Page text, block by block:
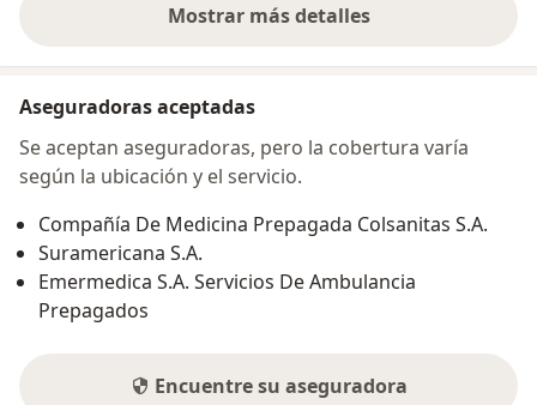
Mostrar más detalles
sobre la dirección
Aseguradoras aceptadas
Se aceptan aseguradoras, pero la cobertura varía
según la ubicación y el servicio.
Compañía De Medicina Prepagada Colsanitas S.A.
Suramericana S.A.
Emermedica S.A. Servicios De Ambulancia
Prepagados
Encuentre su aseguradora